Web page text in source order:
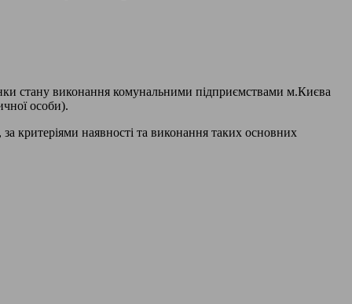
стану виконання комунальними підприємствами м.Києва
особи).
критеріями наявності та виконання таких основних